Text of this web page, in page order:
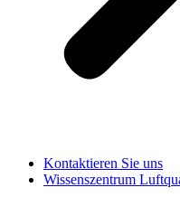
Kontaktieren Sie uns
Wissenszentrum